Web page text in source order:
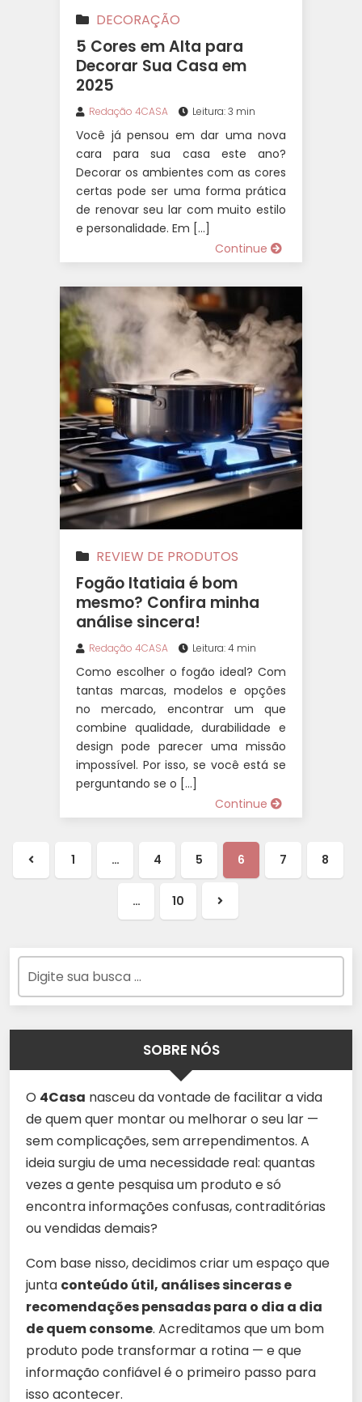
DECORAÇÃO
5 Cores em Alta para
Decorar Sua Casa em
2025
Redação 4CASA Leitura: 3 min
Você já pensou em dar uma nova
cara para sua casa este ano?
Decorar os ambientes com as cores
certas pode ser uma forma prática
de renovar seu lar com muito estilo
e personalidade. Em […]
Continue
REVIEW DE PRODUTOS
Fogão Itatiaia é bom
mesmo? Confira minha
análise sincera!
Redação 4CASA Leitura: 4 min
Como escolher o fogão ideal? Com
tantas marcas, modelos e opções
no mercado, encontrar um que
combine qualidade, durabilidade e
design pode parecer uma missão
impossível. Por isso, se você está se
perguntando se o […]
Continue
1 … 4 5 6 7 8
… 10
Próxima
SOBRE NÓS
O 4Casa nasceu da vontade de facilitar a vida
de quem quer montar ou melhorar o seu lar —
sem complicações, sem arrependimentos. A
ideia surgiu de uma necessidade real: quantas
vezes a gente pesquisa um produto e só
encontra informações confusas, contraditórias
ou vendidas demais?
Com base nisso, decidimos criar um espaço que
junta conteúdo útil, análises sinceras e
recomendações pensadas para o dia a dia
de quem consome. Acreditamos que um bom
produto pode transformar a rotina — e que
informação confiável é o primeiro passo para
isso acontecer.